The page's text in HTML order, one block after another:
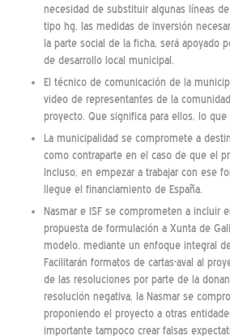
necesidad de substituir algunas líneas
tipo hg, las medidas de inversión
la parte social de la ficha, será apoyado
de desarrollo local municipal.
El técnico de comunicación de la
video de representantes de la
proyecto. Que significa para ellos, lo que
La municipalidad se compromete a
como contraparte en el caso de que el
Incluso, en empezar a trabajar con ese
llegue el financiamiento de España.
Nasmar e ISF se comprometen a incluir
propuesta de formulación a Xunta de
modelo, mediante un enfoque integral
Facilitarán formatos de cartas-aval al
de las resoluciones por parte de la
resolución negativa, la Nasmar se
proponiendo el proyecto a otras
importante tampoco crear falsas